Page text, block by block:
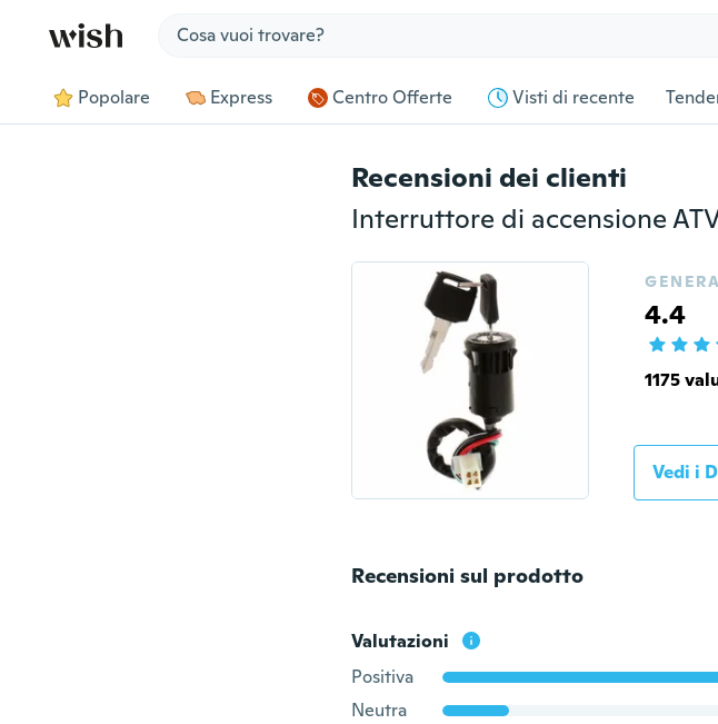
Popolare Express Centro Offerte Visti di recente
Recensioni dei clienti
4.4
1175
Vedi i
Recensioni sul prodotto
Valutazioni
Positiva
Neutra